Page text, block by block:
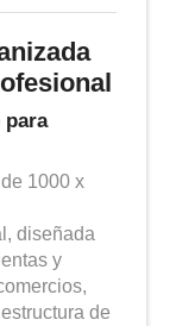
para
1000 x
diseñada
y
de